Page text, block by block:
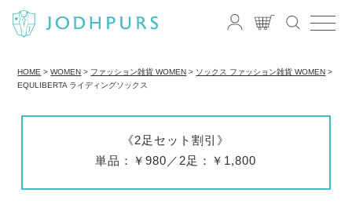
HOME WOMEN ファッション雑貨 WOMEN
ソックス ファッション雑貨 WOMEN
EQULIBERTA ライディングソックス
《2足セット割引》
単品：￥980／2足：￥1,800